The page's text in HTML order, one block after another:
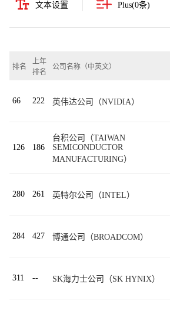
文本设置 Plus(0条)
排名
上年
排名
公司名称（中英文）
66 222 英伟达公司（NVIDIA）
126 186
台积公司（TAIWAN
SEMICONDUCTOR
MANUFACTURING）
280 261 英特尔公司（INTEL）
284 427 博通公司（BROADCOM）
311 -- SK海力士公司（SK HYNIX）